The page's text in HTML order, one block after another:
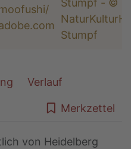
Verlauf
Merkzettel
von Heidelberg